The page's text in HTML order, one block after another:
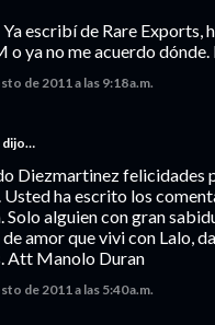
escribí de Rare Exports,
o ya no me acuerdo
de 2011 a las 9:18 a.m.
dijo…
Diezmartinez felicidades
Usted ha escrito los
Solo alguien con gran
amor que vivi con Lalo,
Att Manolo Duran
de 2011 a las 5:40 a.m.